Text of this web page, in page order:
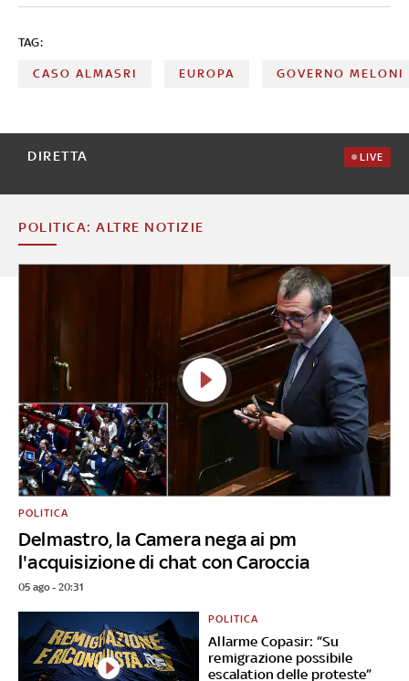
TAG:
CASO ALMASRI EUROPA GOVERNO MELONI
DIRETTA LIVE
POLITICA: ALTRE NOTIZIE
Delmastro, la Camera nega ai pm
l'acquisizione di chat con Caroccia
POLITICA
05 ago - 20:31
Allarme Copasir: “Su
remigrazione possibile
escalation delle proteste”
POLITICA